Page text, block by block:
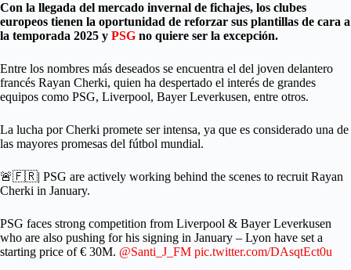
Con la llegada del mercado invernal de fichajes, los clubes
europeos tienen la oportunidad de reforzar sus plantillas de cara a
la temporada 2025 y PSG no quiere ser la excepción.
Entre los nombres más deseados se encuentra el del joven delantero
francés Rayan Cherki, quien ha despertado el interés de grandes
equipos como PSG, Liverpool, Bayer Leverkusen, entre otros.
La lucha por Cherki promete ser intensa, ya que es considerado una de
las mayores promesas del fútbol mundial.
🚨🇫🇷| PSG are actively working behind the scenes to recruit Rayan
Cherki in January.
PSG faces strong competition from Liverpool & Bayer Leverkusen
who are also pushing for his signing in January – Lyon have set a
starting price of € 30M. @Santi_J_FM pic.twitter.com/DAsqtEct0u